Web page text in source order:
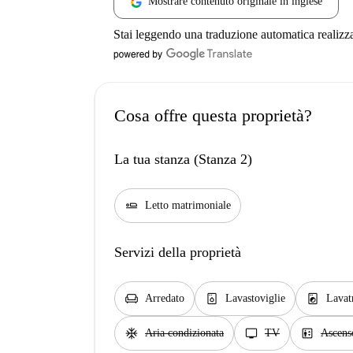
Stai leggendo una traduzione automatica
Cosa offre questa proprietà?
La tua stanza (Stanza 2)
airline_seat_flat Letto matrimoniale
Servizi della proprietà
chair Arredato dishwasher_gen Lavastoviglie local_laundry_service
ac_unit Aria condizionata tv TV elevator